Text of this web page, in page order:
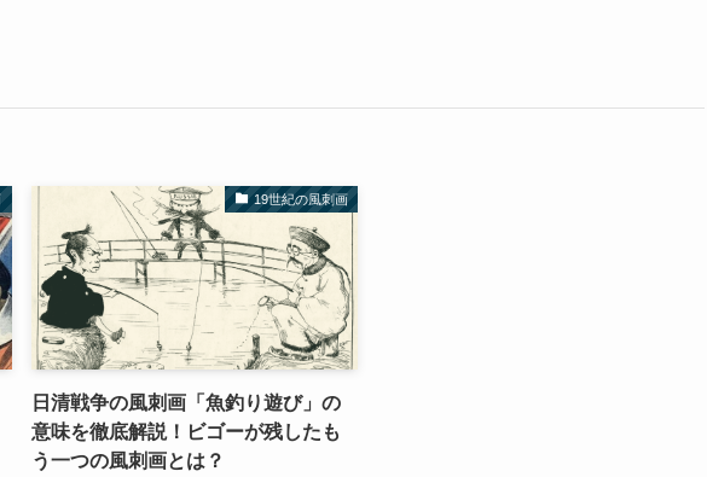
19世紀の風刺画
日清戦争の風刺画「魚釣り遊び」の
意味を徹底解説！ビゴーが残したも
う一つの風刺画とは？